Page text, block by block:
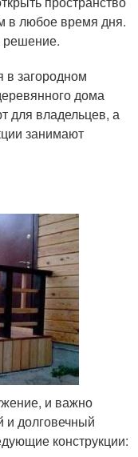
в любое время дня.
решение.
загородном
дома
для владельцев, а
занимают
и важно
и долговечный
конструкции: